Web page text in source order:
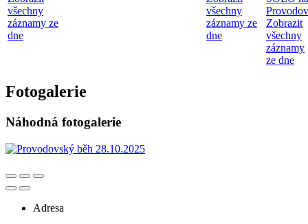
všechny
záznamy ze
dne
všechny
záznamy ze
dne
Zobrazit
všechny
záznamy
ze dne
Fotogalerie
Náhodná fotogalerie
Adresa